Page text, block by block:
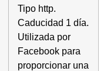
Tipo http.
Caducidad 1 día.
Utilizada por
Facebook para
proporcionar una